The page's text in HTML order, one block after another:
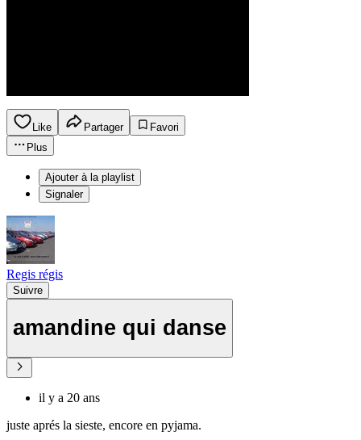
Like Partager
Favori
Plus
Ajouter à la playlist
Signaler
Regis régis
Suivre
amandine qui danse
il y a 20 ans
juste aprés la sieste, encore en pyjama.